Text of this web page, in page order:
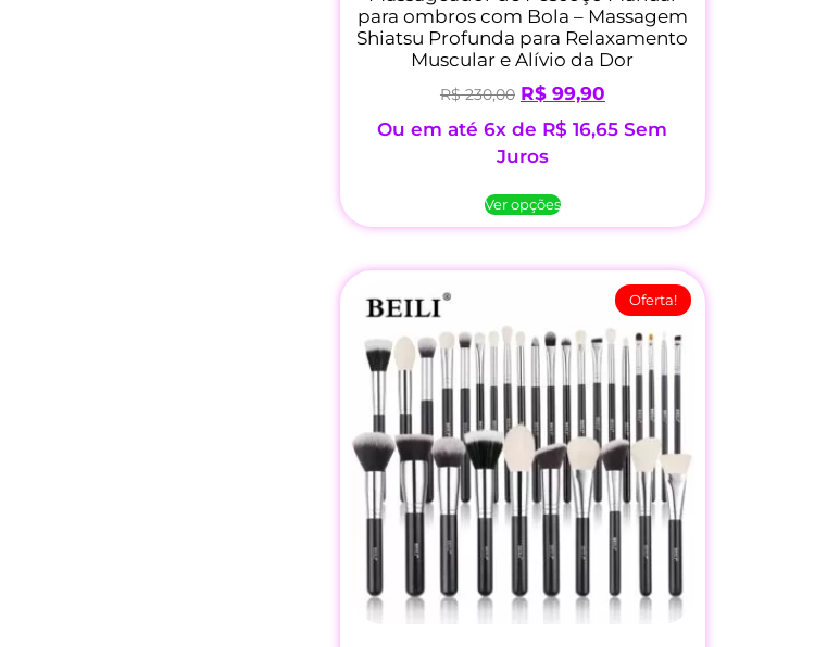
para ombros com Bola – Massagem
Shiatsu Profunda para Relaxamento
Muscular e Alívio da Dor
R$230,00 R$99,90
Ou em até 6x de R$ 16,65 Sem
Juros
Ver opções
Oferta!